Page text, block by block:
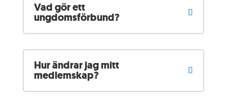
Vad gör ett
ungdomsförbund?
Hur ändrar jag mitt
medlemskap?